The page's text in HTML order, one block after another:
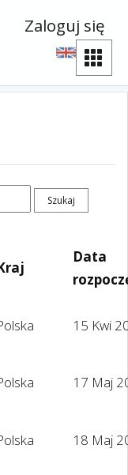
Zaloguj się
Data
15 Kwi
17 Maj
18 Maj